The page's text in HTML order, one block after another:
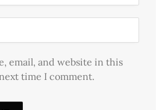
email, and website in this
time I comment.